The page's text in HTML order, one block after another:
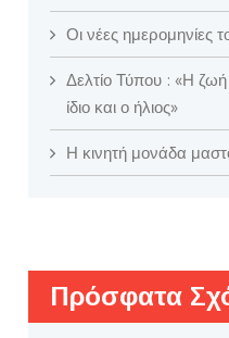
Οι νέες ημερομηνίες
Δελτίο Τύπου : «Η
ίδιο και ο ήλιος»
Η κινητή μονάδα
Πρόσφατα